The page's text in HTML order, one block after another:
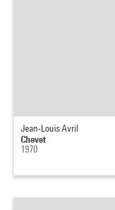
Jean-Louis Avril
Chevet
1970